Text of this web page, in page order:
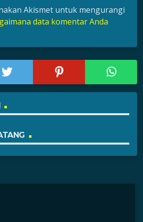
Akismet untuk mengurangi
data komentar Anda